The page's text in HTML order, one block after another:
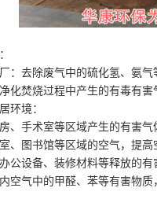
：去除废气中的硫化氢、氨气
化焚烧过程中产生的有毒有害
环境：
、手术室等区域产生的有害气
、图书馆等区域的空气，提高
公设备、装修材料等释放的有
空气中的甲醛、苯等有害物质